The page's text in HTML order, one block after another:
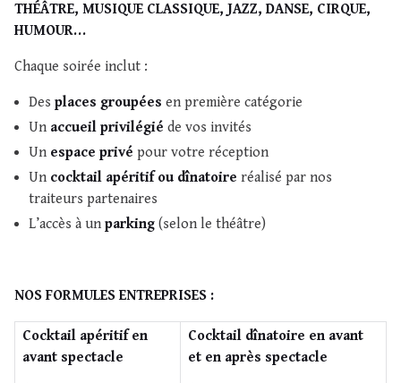
THÉÂTRE, MUSIQUE CLASSIQUE, JAZZ, DANSE, CIRQUE,
HUMOUR…
Chaque soirée inclut :
Des places groupées en première catégorie
Un accueil privilégié de vos invités
Un espace privé pour votre réception
Un cocktail apéritif ou dînatoire réalisé par nos
traiteurs partenaires
L’accès à un parking (selon le théâtre)
NOS FORMULES ENTREPRISES :
Cocktail apéritif en
avant spectacle
Cocktail dînatoire en avant
et en après spectacle